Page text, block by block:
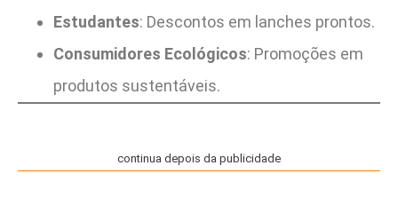
Estudantes: Descontos em lanches prontos.
Consumidores Ecológicos: Promoções em
produtos sustentáveis.
continua depois da publicidade